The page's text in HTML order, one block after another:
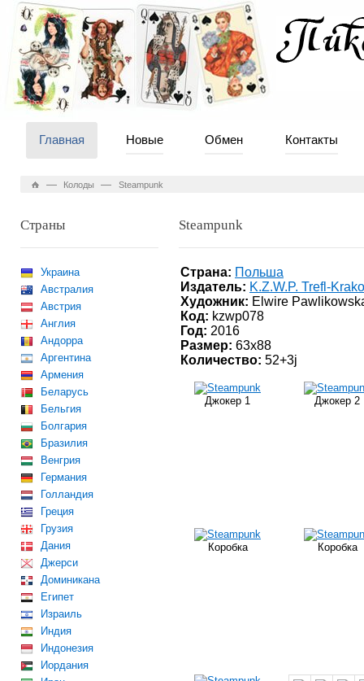
Главная Новые Обмен Контакты
— Колоды — Steampunk
Страны
Украина
Австралия
Австрия
Англия
Андорра
Аргентина
Армения
Беларусь
Бельгия
Болгария
Бразилия
Венгрия
Германия
Голландия
Греция
Грузия
Дания
Джерси
Доминикана
Египет
Израиль
Индия
Индонезия
Иордания
Steampunk
Страна: Польша
Издатель: K.Z.W.P. Trefl-
Художник: Elwire
Код: kzwp078
Год: 2016
Размер: 63x88
Количество: 52+3j
Джокер 1 Джокер 2
Коробка Коробка